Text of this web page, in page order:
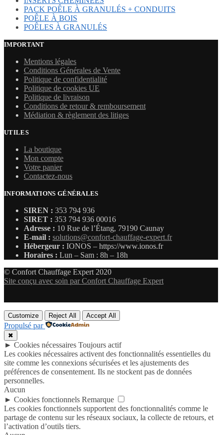
PACK POÊLE À GRANULÉS + CONDUITS
POÊLE À BOIS
POÊLES À GRANULÉS
IMPORTANT
Mentions légales
Conditions Générales de Vente
Politique de confidentialité
Politique de cookies UE
Politique de livraison
Conditions de retour & remboursement
Médiation & règlement des litiges
UTILES
La boutique
Mon compte
Votre panier
Contactez-nous
INFORMATIONS GÉNÉRALES
SIREN : 353 794 936
SIRET : 353 794 936 00016
Adresse : 10 Rue de l’Étang, 79190 Caunay
E-mail : solutions@confort-chauffage-expert.fr
Hébergeur : IONOS – https://www.ionos.fr
Horaires : Lun – Sam : 8h – 18h
© Confort Chauffage Expert 2020
Site conçu avec soin par Confort Chauffage Expert
Customize Reject All Accept All
Propulsé par
✖
► Cookies nécessaires Toujours actif
Les cookies nécessaires activent des fonctionnalités essentielles du
site comme les connexions sécurisées et les ajustements des
préférences de consentement. Ils ne stockent pas de données
personnelles.
Aucun
► Cookies fonctionnels Remarque
Les cookies fonctionnels supportent des fonctionnalités comme le
partage de contenu sur les réseaux sociaux, la collecte de retours, et
l’activation d’outils tiers.